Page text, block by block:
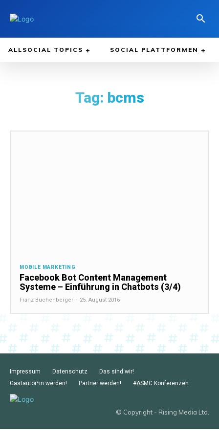
ALLSOCIAL TOPICS SOCIAL PLATTFORMEN
Tag: bcms
MOBILE MARKETING
Facebook Bot Content Management
Systeme – Einführung in Chatbots (3/4)
Franz Buchenberger - 25. August 2016
Impressum Datenschutz
Das sind wir!
Gastautor*in werden!
Partner werden! #ASMC Konferenzen
© Copyright - Rising Media Ltd.